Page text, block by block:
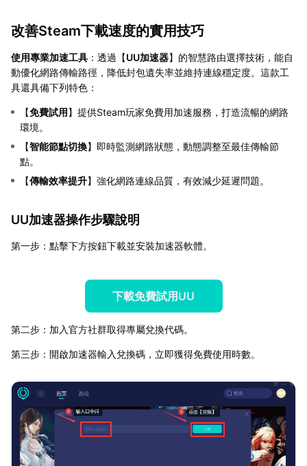
改善Steam下載速度的實用技巧
使用專業加速工具 ：透過【UU加速器】的智慧路由選擇技術，能自
動優化網路傳輸路徑，降低封包遺失率並維持連線穩定度。這款工
具還具備下列特色：
【免費試用】提供Steam玩家免費用加速服務，打造流暢的網路
環境。
【智能節點切換】即時監測網路狀態，動態調整至最佳傳輸節
點。
【傳輸效率提升】強化網路連線品質，有效減少延遲問題。
UU加速器操作步驟說明
第一步：點擊下方按鈕下載並安裝加速器軟體。
下載免費試用UU
第二步：加入官方社群取得專屬兌換代碼。
第三步：開啟加速器輸入兌換碼，立即獲得免費使用時數。